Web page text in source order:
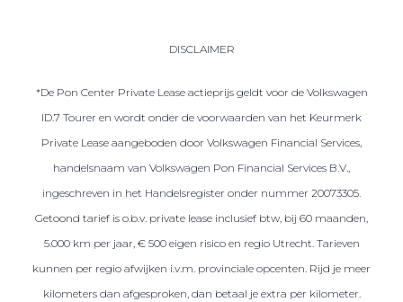
DISCLAIMER
*De Pon Center Private Lease actieprijs geldt voor de Volkswagen
ID.7 Tourer en wordt onder de voorwaarden van het Keurmerk
Private Lease aangeboden door Volkswagen Financial Services,
handelsnaam van Volkswagen Pon Financial Services B.V.,
ingeschreven in het Handelsregister onder nummer 20073305.
Getoond tarief is o.b.v. private lease inclusief btw, bij 60 maanden,
5.000 km per jaar, € 500 eigen risico en regio Utrecht. Tarieven
kunnen per regio afwijken i.v.m. provinciale opcenten. Rijd je meer
kilometers dan afgesproken, dan betaal je extra per kilometer.